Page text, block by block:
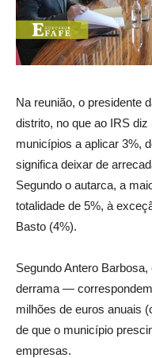
Na reunião, o presidente
distrito, no que ao IRS
municípios a aplicar 3%,
significa deixar de
Segundo o autarca, a
totalidade de 5%, à
Basto (4%).
Segundo Antero
derrama —
milhões de euros anuais
de que o município
empresas.